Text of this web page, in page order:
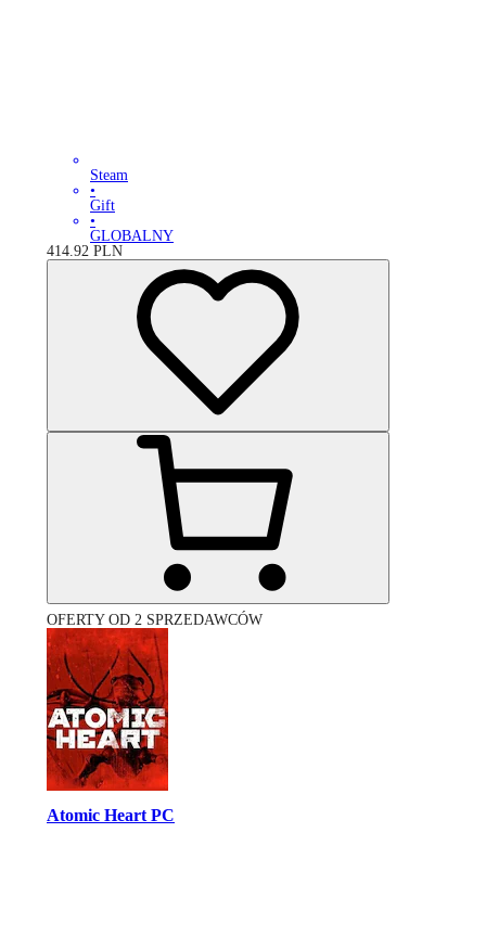
Steam
•
Gift
•
GLOBALNY
414.92 PLN
OFERTY OD 2 SPRZEDAWCÓW
Atomic Heart PC